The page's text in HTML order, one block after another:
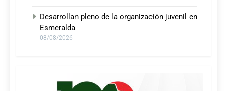
Desarrollan pleno de la organización juvenil en
Esmeralda
08/08/2026